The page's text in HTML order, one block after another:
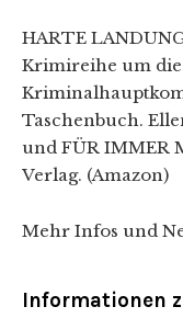
HARTE
Krimireihe um
Taschenbuch.
und FÜR IMMER
Verlag. (Amazon)
Mehr Infos und
Informationen